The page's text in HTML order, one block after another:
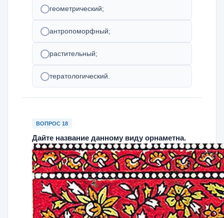
геометрический;
антропоморфный;
растительный;
тератологический.
ВОПРОС 18
Дайте название данному виду орнаметна.